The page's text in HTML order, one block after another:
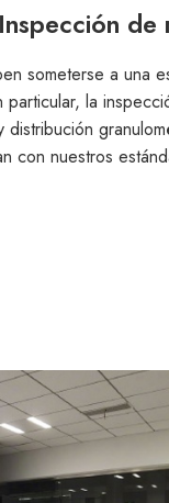
Inspección de
someterse a una
la
con nuestros